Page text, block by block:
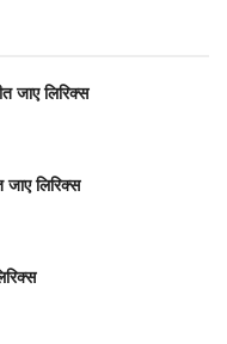
जाए लिरिक्स
जाए लिरिक्स